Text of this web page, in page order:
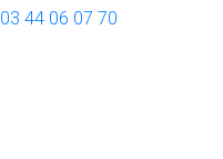
03 44 06 07 70